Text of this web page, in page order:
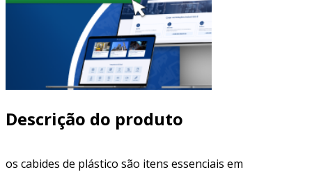
Descrição do produto
os cabides de plástico são itens essenciais em